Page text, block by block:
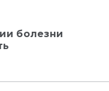
болезни